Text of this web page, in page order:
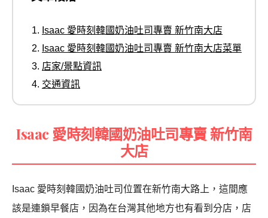
Isaac 愛時刻韓國奶油吐司專賣 新竹南大店
Isaac 愛時刻韓國奶油吐司專賣 新竹南大店菜單
店家/景點資訊
交通資訊
Isaac 愛時刻韓國奶油吐司專賣 新竹南
大店
Isaac 愛時刻韓國奶油吐司位置在新竹南大路上，這間應
該是連鎖早餐店，因為在台灣其他地方也有看到分店，店